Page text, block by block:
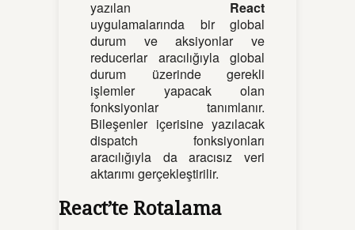
yazılan React
uygulamalarında bir global
durum ve aksiyonlar ve
reducerlar aracılığıyla global
durum üzerinde gerekli
işlemler yapacak olan
fonksiyonlar tanımlanır.
Bileşenler içerisine yazılacak
dispatch fonksiyonları
aracılığıyla da aracısız veri
aktarımı gerçekleştirilir.
React’te Rotalama